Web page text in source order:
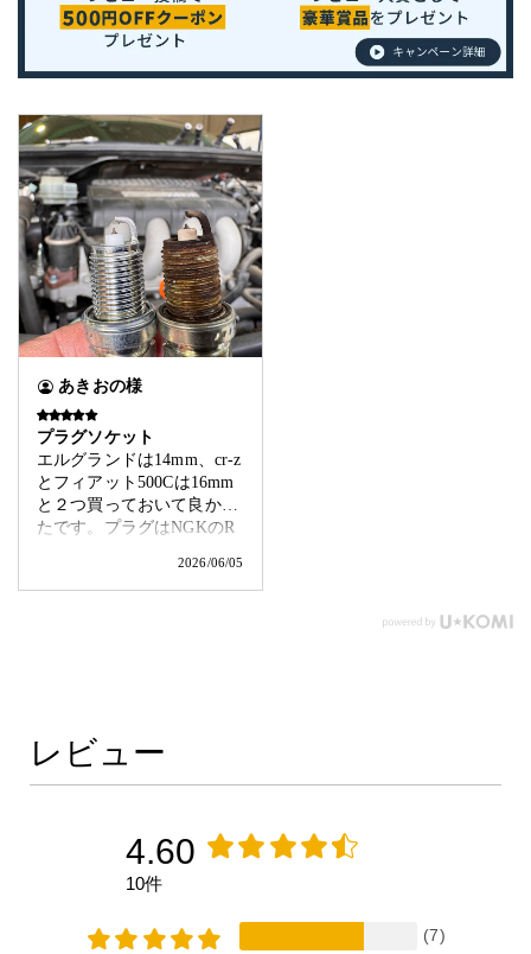
あきおの様
プラグソケット
エルグランドは14mm、cr-z
とフィアット500Cは16mm
と２つ買っておいて良かっ
たです。プラグはNGKのR
ットのお陰で操作性も良
く、使用にあたり何の問題
ットが有るだけで交換がス
2026/06/05
レビュー
4.60
10件
(7)